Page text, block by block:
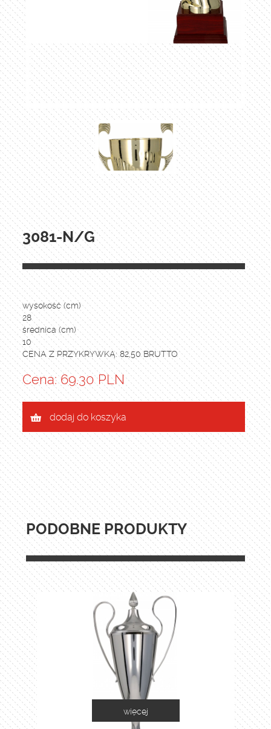
3081-N/G
wysokość (cm)
28
średnica (cm)
10
CENA Z PRZYKRYWKĄ: 82,50 BRUTTO
Cena: 69.30 PLN
dodaj do koszyka
PODOBNE PRODUKTY
więcej